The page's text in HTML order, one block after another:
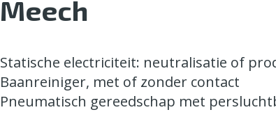
Meech
Statische electriciteit: neutralisatie of
Baanreiniger, met of zonder contact
Pneumatisch gereedschap met